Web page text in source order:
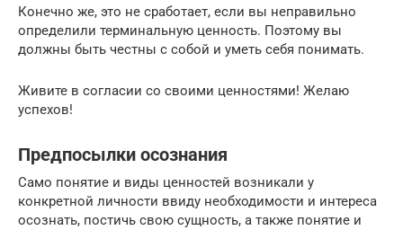
Конечно же, это не сработает, если вы неправильно
определили терминальную ценность. Поэтому вы
должны быть честны с собой и уметь себя понимать.
Живите в согласии со своими ценностями! Желаю
успехов!
Предпосылки осознания
Само понятие и виды ценностей возникали у
конкретной личности ввиду необходимости и интереса
осознать, постичь свою сущность, а также понятие и